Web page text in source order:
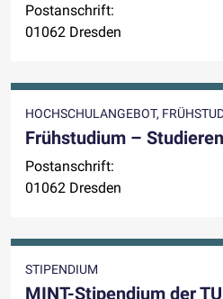
Postanschrift:
01062 Dresden
HOCHSCHULANGEBOT,
Frühstudium –
Postanschrift:
01062 Dresden
STIPENDIUM
MINT-Stipendium der